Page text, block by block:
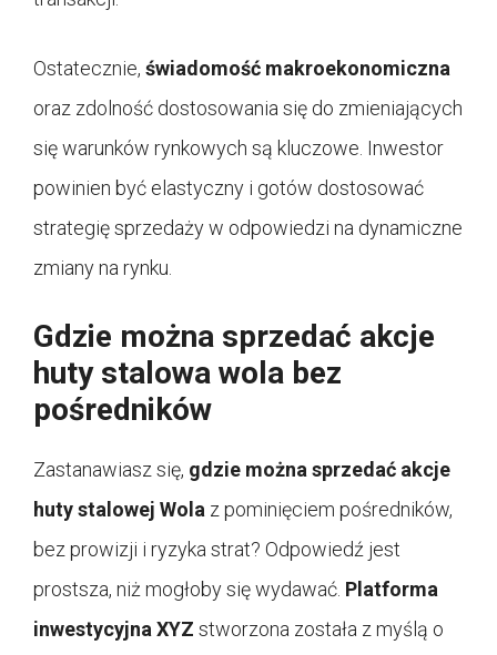
Ostatecznie, świadomość makroekonomiczna
oraz zdolność dostosowania się do zmieniających
się warunków rynkowych są kluczowe. Inwestor
powinien być elastyczny i gotów dostosować
strategię sprzedaży w odpowiedzi na dynamiczne
zmiany na rynku.
Gdzie można sprzedać akcje
huty stalowa wola bez
pośredników
Zastanawiasz się, gdzie można sprzedać akcje
huty stalowej Wola z pominięciem pośredników,
bez prowizji i ryzyka strat? Odpowiedź jest
prostsza, niż mogłoby się wydawać. Platforma
inwestycyjna XYZ stworzona została z myślą o